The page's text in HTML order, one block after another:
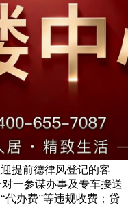
提前德律风登记的客
一参谋办事及专车接送
代办费”等违规收费；贷